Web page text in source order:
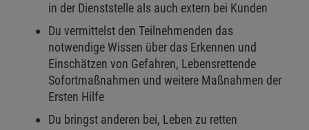
in der Dienststelle als auch extern bei Kunden
Du vermittelst den Teilnehmenden das
notwendige Wissen über das Erkennen und
Einschätzen von Gefahren, Lebensrettende
Sofortmaßnahmen und weitere Maßnahmen der
Ersten Hilfe
Du bringst anderen bei, Leben zu retten